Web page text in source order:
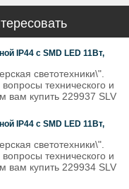
IP44 с SMD LED 11Вт,
светотехники\".
технического и
вам купить 229937 SLV
IP44 с SMD LED 11Вт,
светотехники\".
технического и
вам купить 229934 SLV